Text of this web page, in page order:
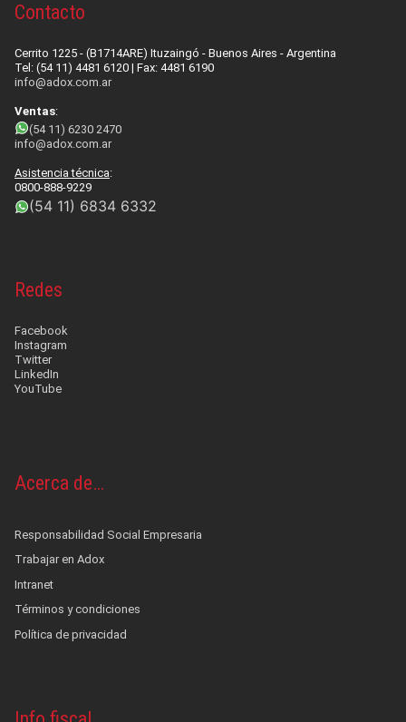
Contacto
Cerrito 1225 - (B1714ARE) Ituzaingó - Buenos Aires - Argentina
Tel: (54 11) 4481 6120 | Fax: 4481 6190
info@adox.com.ar
Ventas:
(54 11) 6230 2470
info@adox.com.ar
Asistencia técnica:
0800-888-9229
(54 11) 6834 6332
Redes
Facebook
Instagram
Twitter
LinkedIn
YouTube
Acerca de…
Responsabilidad Social Empresaria
Trabajar en Adox
Intranet
Términos y condiciones
Política de privacidad